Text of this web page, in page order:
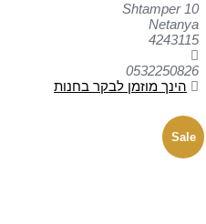
Shtamper 10
Netanya
4243115
0532250826
הינך מוזמן לבקר בחנות
Sale